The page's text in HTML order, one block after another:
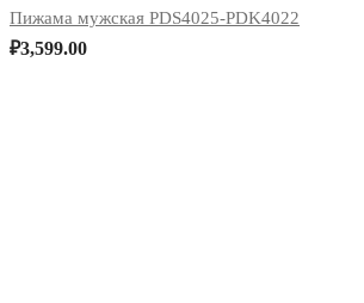
Пижама мужская PDS4025-PDK4022
₽3,599.00